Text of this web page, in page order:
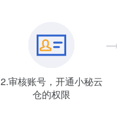
2.审核账号，开通小秘云
仓的权限